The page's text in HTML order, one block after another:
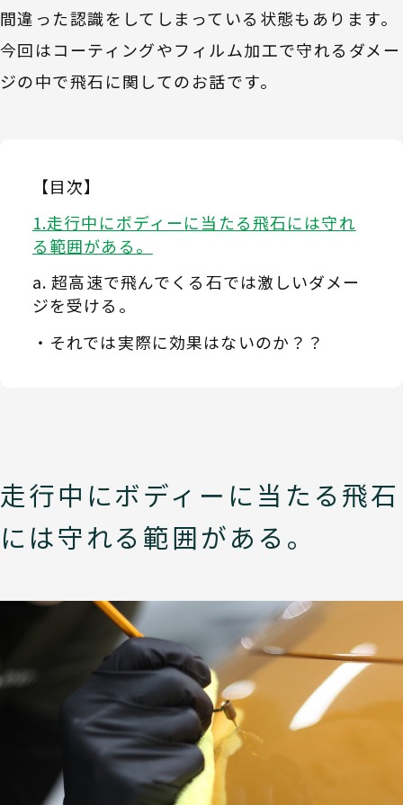
間違った認識をしてしまっている状態もあります。
今回はコーティングやフィルム加工で守れるダメー
ジの中で飛石に関してのお話です。
【目次】
走行中にボディーに当たる飛石には守れ
る範囲がある。
超高速で飛んでくる石では激しいダメー
ジを受ける。
それでは実際に効果はないのか？？
走行中にボディーに当たる飛石
には守れる範囲がある。